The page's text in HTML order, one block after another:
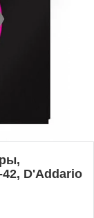
D'Addario